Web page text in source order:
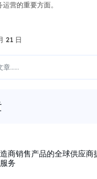
营的重要方面。
21 日
商销售产品的全球供应商
务